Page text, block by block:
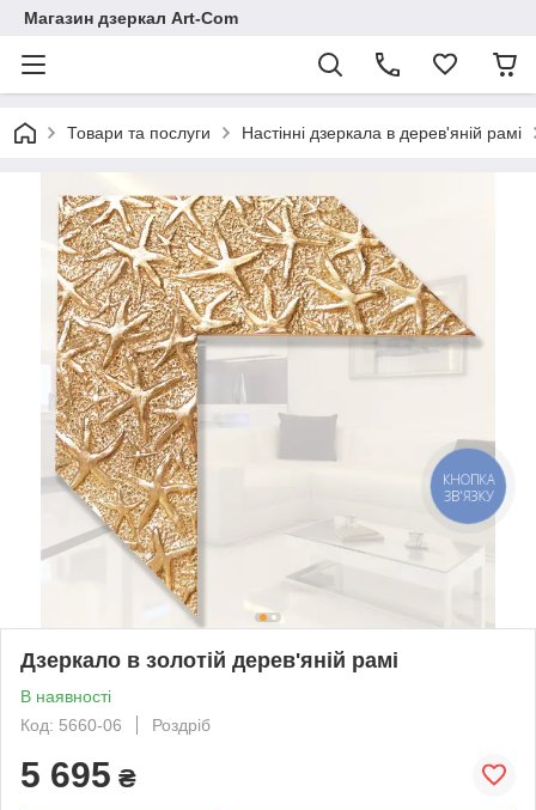
Магазин дзеркал Art-Com
Товари та послуги Настінні дзеркала в дерев'яній рамі
Дзеркало в золотій дерев'яній рамі
В наявності
Код: 5660-06
Роздріб
5 695 ₴
КНОПКА
ЗВ'ЯЗКУ